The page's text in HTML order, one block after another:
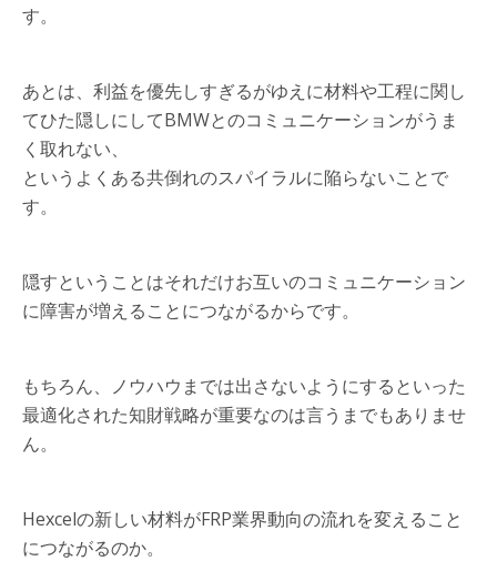
す。
あとは、利益を優先しすぎるがゆえに材料や工程に関し
てひた隠しにしてBMWとのコミュニケーションがうま
く取れない、
というよくある共倒れのスパイラルに陥らないことで
す。
隠すということはそれだけお互いのコミュニケーション
に障害が増えることにつながるからです。
もちろん、ノウハウまでは出さないようにするといった
最適化された知財戦略が重要なのは言うまでもありませ
ん。
Hexcelの新しい材料がFRP業界動向の流れを変えること
につながるのか。